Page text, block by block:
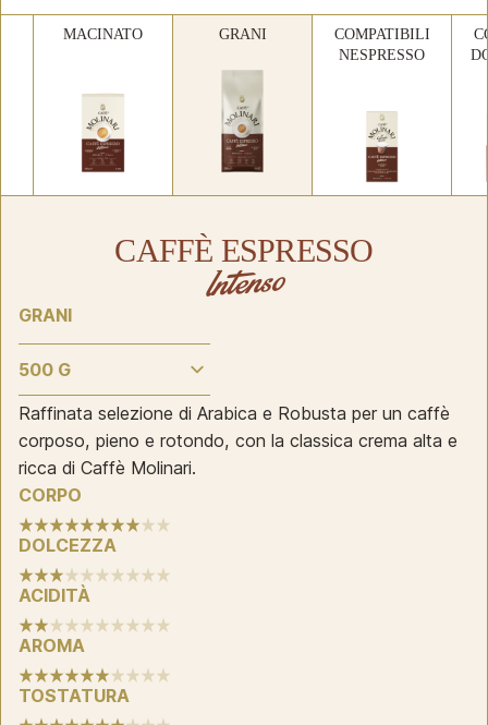
MACINATO GRANI
COMPATIBILI
NESPRESSO
CAFFÈ ESPRESSO
Intenso
GRANI
Raffinata selezione di Arabica e Robusta per un caffè
corposo, pieno e rotondo, con la classica crema alta e
ricca di Caffè Molinari.
CORPO
DOLCEZZA
ACIDITÀ
AROMA
TOSTATURA